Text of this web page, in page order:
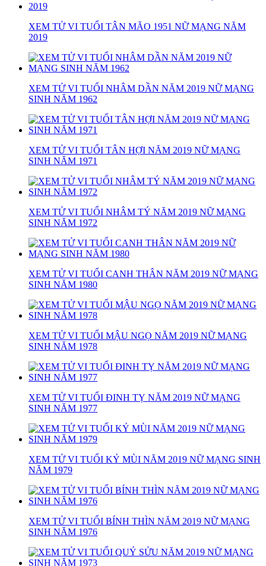
XEM TỬ VI TUỔI TÂN MÃO 1951 NỮ MẠNG NĂM
2019
XEM TỬ VI TUỔI NHÂM DẦN NĂM 2019 NỮ MẠNG
SINH NĂM 1962
XEM TỬ VI TUỔI TÂN HỢI NĂM 2019 NỮ MẠNG
SINH NĂM 1971
XEM TỬ VI TUỔI NHÂM TÝ NĂM 2019 NỮ MẠNG
SINH NĂM 1972
XEM TỬ VI TUỔI CANH THÂN NĂM 2019 NỮ MẠNG
SINH NĂM 1980
XEM TỬ VI TUỔI MẬU NGỌ NĂM 2019 NỮ MẠNG
SINH NĂM 1978
XEM TỬ VI TUỔI ĐINH TỴ NĂM 2019 NỮ MẠNG
SINH NĂM 1977
XEM TỬ VI TUỔI KỶ MÙI NĂM 2019 NỮ MẠNG SINH
NĂM 1979
XEM TỬ VI TUỔI BÍNH THÌN NĂM 2019 NỮ MẠNG
SINH NĂM 1976